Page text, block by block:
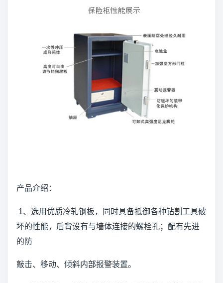
产品介绍：
1、选用优质冷轧钢板，同时具备抵御各种钻割工具破
坏的性能，后背设有与墙体连接的螺栓孔；配有先进
的防
敲击、移动、倾斜内部报警装置。